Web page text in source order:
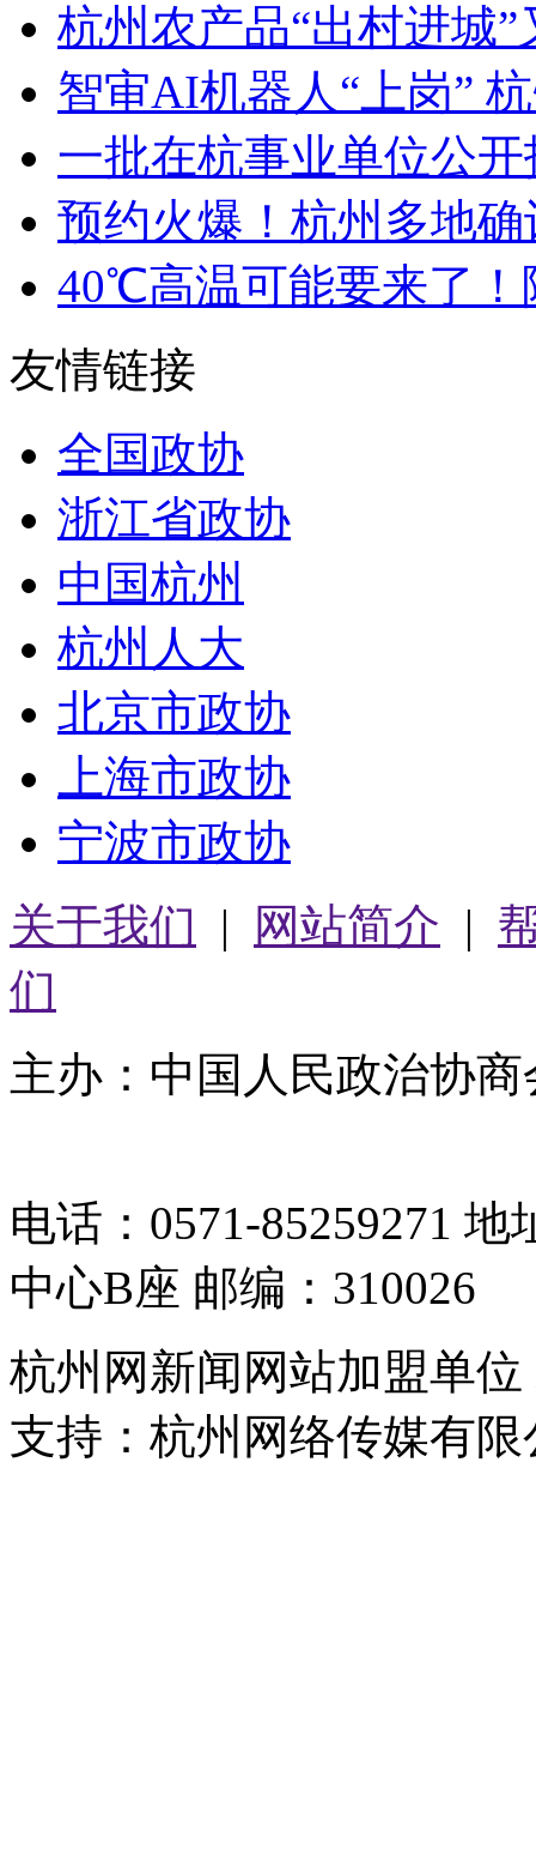
杭州农产品“出村进城
智审AI机器人“上岗”
一批在杭事业单位公
预约火爆！杭州多地
40℃高温可能要来了！
友情链接
全国政协
浙江省政协
中国杭州
杭州人大
北京市政协
上海市政协
宁波市政协
关于我们 | 网站简介 |
们
主办：中国人民政治协
电话：0571-85259271
中心B座 邮编：310026
杭州网新闻网站加盟单
支持：杭州网络传媒有限